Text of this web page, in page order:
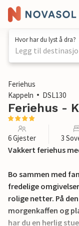
Hvor har du lyst å dra?
Legg til
1 / 30
Feriehus
Kappeln
DSL130
Feriehus -
6 Gjester 3
Vakkert feriehus
Bo sammen med
fredelige
rolige netter. På
morgenkaffen og
har du en herlig